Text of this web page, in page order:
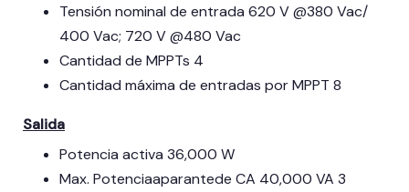
Tensión nominal de entrada 620 V @380 Vac/
400 Vac; 720 V @480 Vac
Cantidad de MPPTs 4
Cantidad máxima de entradas por MPPT 8
Salida
Potencia activa 36,000 W
Max. Potenciaaparantede CA 40,000 VA 3